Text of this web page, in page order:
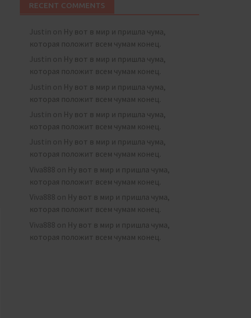
RECENT COMMENTS
Justin on Ну вот в мир и пришла чума,
которая положит всем чумам конец.
Justin on Ну вот в мир и пришла чума,
которая положит всем чумам конец.
Justin on Ну вот в мир и пришла чума,
которая положит всем чумам конец.
Justin on Ну вот в мир и пришла чума,
которая положит всем чумам конец.
Justin on Ну вот в мир и пришла чума,
которая положит всем чумам конец.
Viva888 on Ну вот в мир и пришла чума,
которая положит всем чумам конец.
Viva888 on Ну вот в мир и пришла чума,
которая положит всем чумам конец.
Viva888 on Ну вот в мир и пришла чума,
которая положит всем чумам конец.